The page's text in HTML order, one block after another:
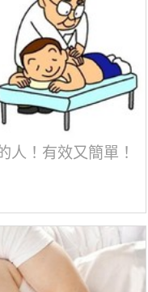
人！有效又簡單！